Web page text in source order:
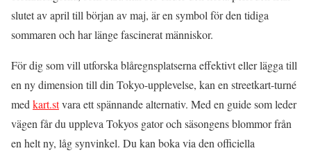
slutet av april till början av maj, är en symbol för den tidiga
sommaren och har länge fascinerat människor.
För dig som vill utforska blåregnsplatserna effektivt eller lägga till
en ny dimension till din Tokyo-upplevelse, kan en streetkart-turné
med kart.stvara ett spännande alternativ. Med en guide som leder
vägen får du uppleva Tokyos gator och säsongens blommor från
en helt ny, låg synvinkel. Du kan boka via den officiella